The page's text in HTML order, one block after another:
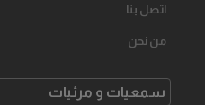
اتصل بنا
من نحن
سمعیات و مرئیات